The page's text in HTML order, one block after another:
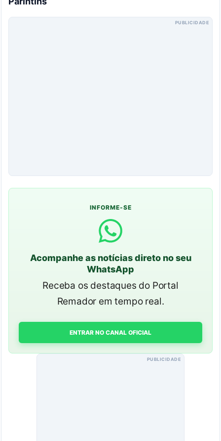
PUBLICIDADE
INFORME-SE
Acompanhe as notícias direto no seu
WhatsApp
Receba os destaques do Portal
Remador em tempo real.
ENTRAR NO CANAL OFICIAL
PUBLICIDADE